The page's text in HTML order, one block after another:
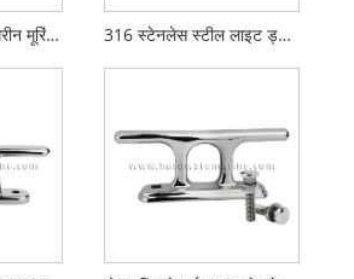
316 स्टेनलेस स्टील मरीन मूरिंग बोलार्ड 316 स्टेनलेस स्टील लाइट ड्यूटी डॉक बोलार्ड क्लीट